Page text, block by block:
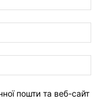
пошти та веб-сайт